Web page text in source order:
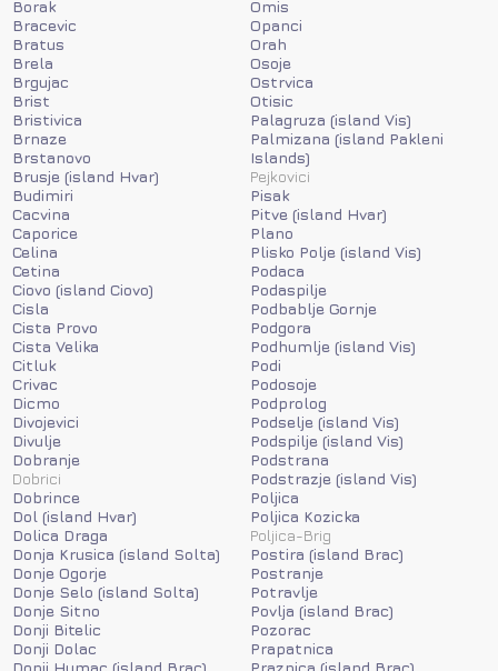
Borak
Bracevic
Bratus
Brela
Brgujac
Brist
Bristivica
Brnaze
Brstanovo
Brusje (island Hvar)
Budimiri
Cacvina
Caporice
Celina
Cetina
Ciovo (island Ciovo)
Cisla
Cista Provo
Cista Velika
Citluk
Crivac
Dicmo
Divojevici
Divulje
Dobranje
Dobrici
Dobrince
Dol (island Hvar)
Dolica Draga
Donja Krusica (island Solta)
Donje Ogorje
Donje Selo (island Solta)
Donje Sitno
Donji Bitelic
Donji Dolac
Omis
Opanci
Orah
Osoje
Ostrvica
Otisic
Palagruza (island Vis)
Palmizana (island Pakleni
Islands)
Pejkovici
Pisak
Pitve (island Hvar)
Plano
Plisko Polje (island Vis)
Podaca
Podaspilje
Podbablje Gornje
Podgora
Podhumlje (island Vis)
Podi
Podosoje
Podprolog
Podselje (island Vis)
Podspilje (island Vis)
Podstrana
Podstrazje (island Vis)
Poljica
Poljica Kozicka
Poljica-Brig
Postira (island Brac)
Postranje
Potravlje
Povlja (island Brac)
Pozorac
Prapatnica